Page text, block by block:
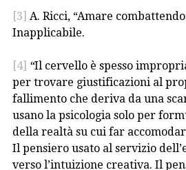
[3] A. Ricci, “Amare
Inapplicabile.
[4] “Il cervello è spesso
per trovare giustificazioni al
fallimento che deriva da una
usano la psicologia solo per
della realtà su cui far
Il pensiero usato al servizio
verso l’intuizione creativa. Il